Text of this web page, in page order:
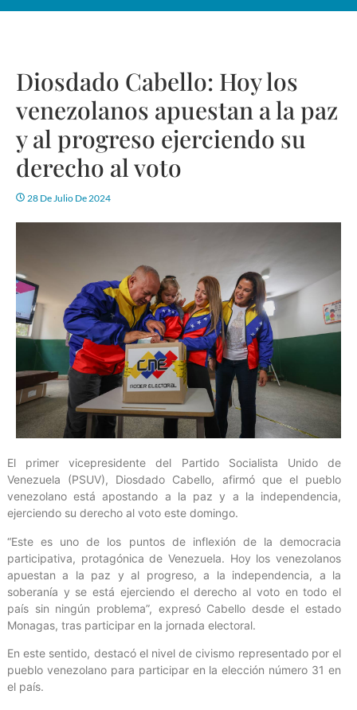
Diosdado Cabello: Hoy los
venezolanos apuestan a la paz
y al progreso ejerciendo su
derecho al voto
28 De Julio De 2024
El primer vicepresidente del Partido Socialista Unido de
Venezuela (PSUV), Diosdado Cabello, afirmó que el pueblo
venezolano está apostando a la paz y a la independencia,
ejerciendo su derecho al voto este domingo.
“Este es uno de los puntos de inflexión de la democracia
participativa, protagónica de Venezuela. Hoy los venezolanos
apuestan a la paz y al progreso, a la independencia, a la
soberanía y se está ejerciendo el derecho al voto en todo el
país sin ningún problema”, expresó Cabello desde el estado
Monagas, tras participar en la jornada electoral.
En este sentido, destacó el nivel de civismo representado por el
pueblo venezolano para participar en la elección número 31 en
el país.